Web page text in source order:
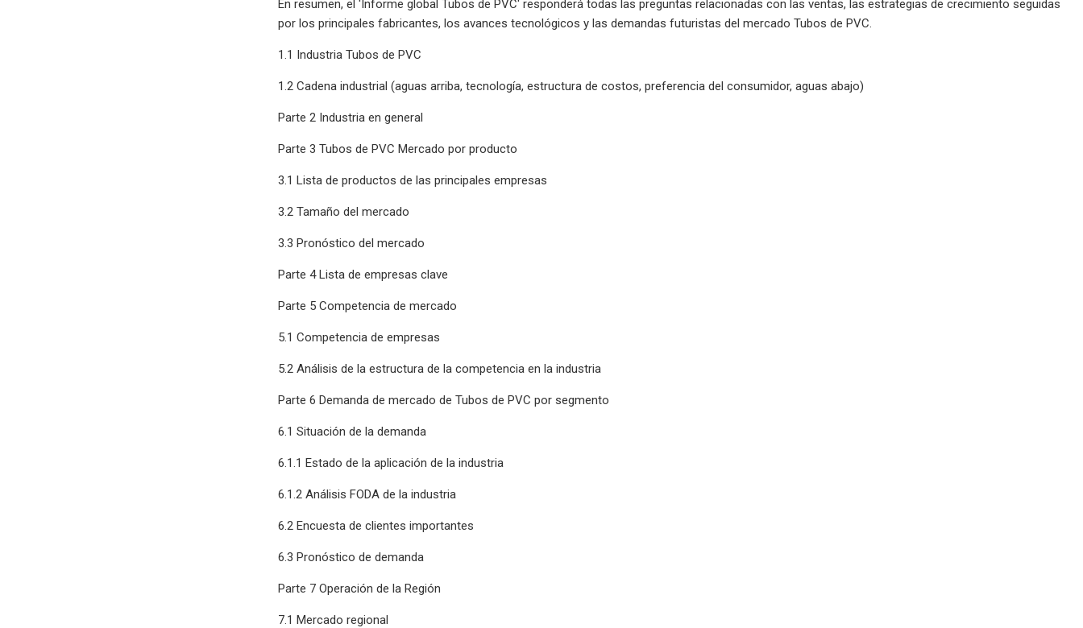
En resumen, el 'Informe global Tubos de PVC' responderá todas las preguntas relacionadas con las ventas, las estrategias de crecimiento seguidas
por los principales fabricantes, los avances tecnológicos y las demandas futuristas del mercado Tubos de PVC.
1.1 Industria Tubos de PVC
1.2 Cadena industrial (aguas arriba, tecnología, estructura de costos, preferencia del consumidor, aguas abajo)
Parte 2 Industria en general
Parte 3 Tubos de PVC Mercado por producto
3.1 Lista de productos de las principales empresas
3.2 Tamaño del mercado
3.3 Pronóstico del mercado
Parte 4 Lista de empresas clave
Parte 5 Competencia de mercado
5.1 Competencia de empresas
5.2 Análisis de la estructura de la competencia en la industria
Parte 6 Demanda de mercado de Tubos de PVC por segmento
6.1 Situación de la demanda
6.1.1 Estado de la aplicación de la industria
6.1.2 Análisis FODA de la industria
6.2 Encuesta de clientes importantes
6.3 Pronóstico de demanda
Parte 7 Operación de la Región
7.1 Mercado regional